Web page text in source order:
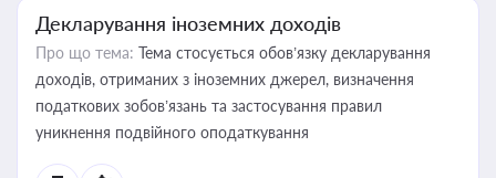
Декларування іноземних доходів
Про що тема: Тема стосується обов’язку декларування
доходів, отриманих з іноземних джерел, визначення
податкових зобов’язань та застосування правил
уникнення подвійного оподаткування